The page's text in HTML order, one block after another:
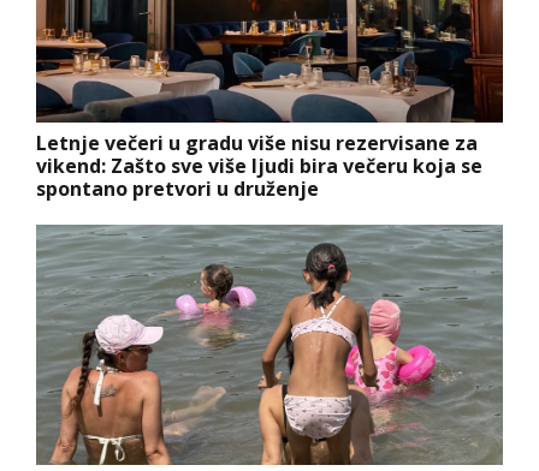
Letnje večeri u gradu više nisu rezervisane za
vikend: Zašto sve više ljudi bira večeru koja se
spontano pretvori u druženje